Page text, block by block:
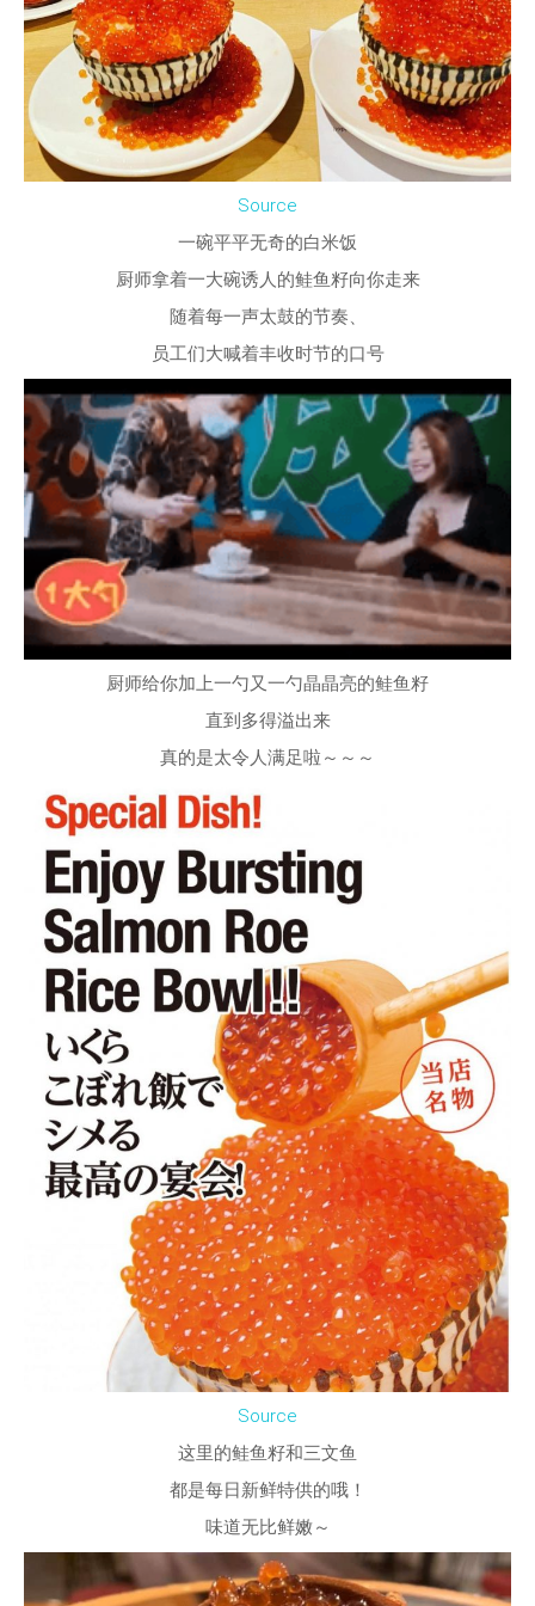
Source
一碗平平无奇的白米饭
厨师拿着一大碗诱人的鲑鱼籽向你走来
随着每一声太鼓的节奏、
员工们大喊着丰收时节的口号
厨师给你加上一勺又一勺晶晶亮的鲑鱼籽
直到多得溢出来
真的是太令人满足啦～～～
Source
这里的鲑鱼籽和三文鱼
都是每日新鲜特供的哦！
味道无比鲜嫩～